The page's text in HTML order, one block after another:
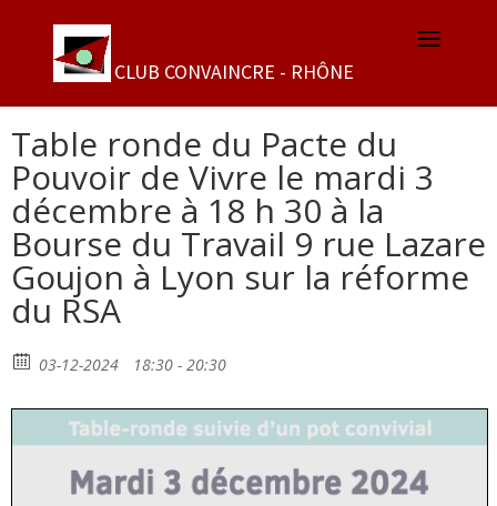
Table ronde du Pacte du
Pouvoir de Vivre le mardi 3
décembre à 18 h 30 à la
Bourse du Travail 9 rue Lazare
Goujon à Lyon sur la réforme
du RSA
03-12-2024 18:30 - 20:30